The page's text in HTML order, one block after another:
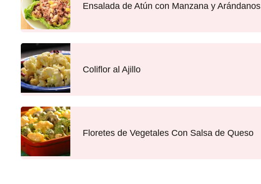
Ensalada de Atún con Manzana y Arándanos
Coliflor al Ajillo
Floretes de Vegetales Con Salsa de Queso